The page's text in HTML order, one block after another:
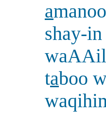
a
shay-in
taboo